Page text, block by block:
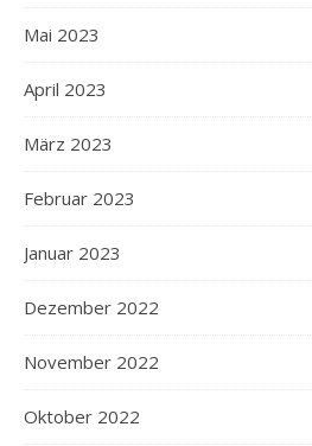
Mai 2023
April 2023
März 2023
Februar 2023
Januar 2023
Dezember 2022
November 2022
Oktober 2022